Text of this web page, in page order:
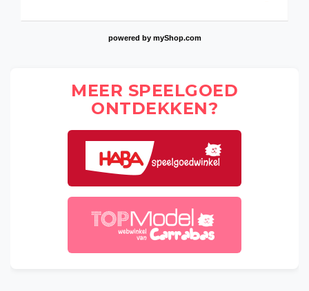
powered by myShop.com
MEER SPEELGOED
ONTDEKKEN?